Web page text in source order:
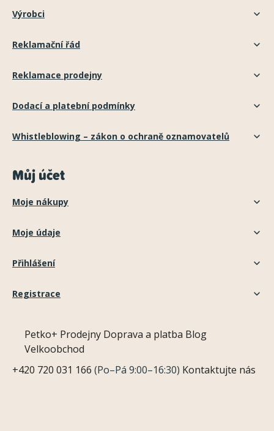
Výrobci
Reklamační řád
Reklamace prodejny
Dodací a platební podmínky
Whistleblowing – zákon o ochraně oznamovatelů
Můj účet
Moje nákupy
Moje údaje
Přihlášení
Registrace
Petko+ Prodejny Doprava a platba Blog
Velkoobchod
+420 720 031 166 (Po–Pá 9:00–16:30) Kontaktujte nás